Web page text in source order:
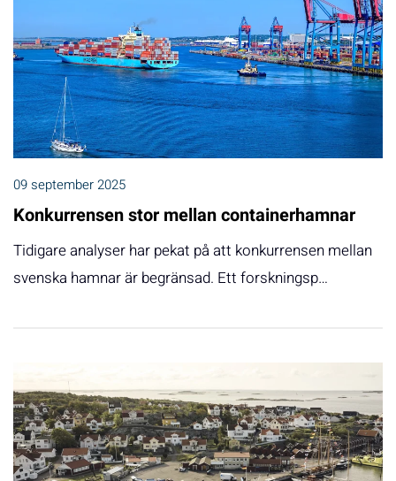
09 september 2025
Konkurrensen stor mellan containerhamnar
Tidigare analyser har pekat på att konkurrensen mellan
svenska hamnar är begränsad. Ett forskningsp…